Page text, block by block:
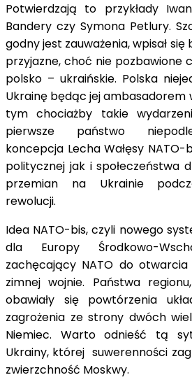
Potwierdzają to przykłady
Bandery czy Symona Petlury.
godny jest zauważenia, wpisał
przyjazne, choć nie pozbawione
polsko – ukraińskie. Polska
Ukrainę będąc jej ambasadorem
tym chociażby takie
pierwsze państwo
koncepcja Lecha Wałęsy
politycznej jak i społeczeństwa
przemian na Ukrainie
rewolucji.
Idea NATO-bis, czyli nowego
dla Europy Środkowo-
zachęcający NATO do
zimnej wojnie. Państwa
obawiały się powtórzenia
zagrożenia ze strony dwóch
Niemiec. Warto odnieść tą
Ukrainy, której suwerenności
zwierzchność Moskwy.